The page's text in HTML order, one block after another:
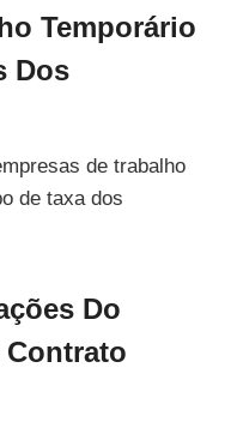
Temporário
Dos
de trabalho
de taxa dos
Do
Contrato